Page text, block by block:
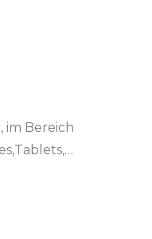
Bereich